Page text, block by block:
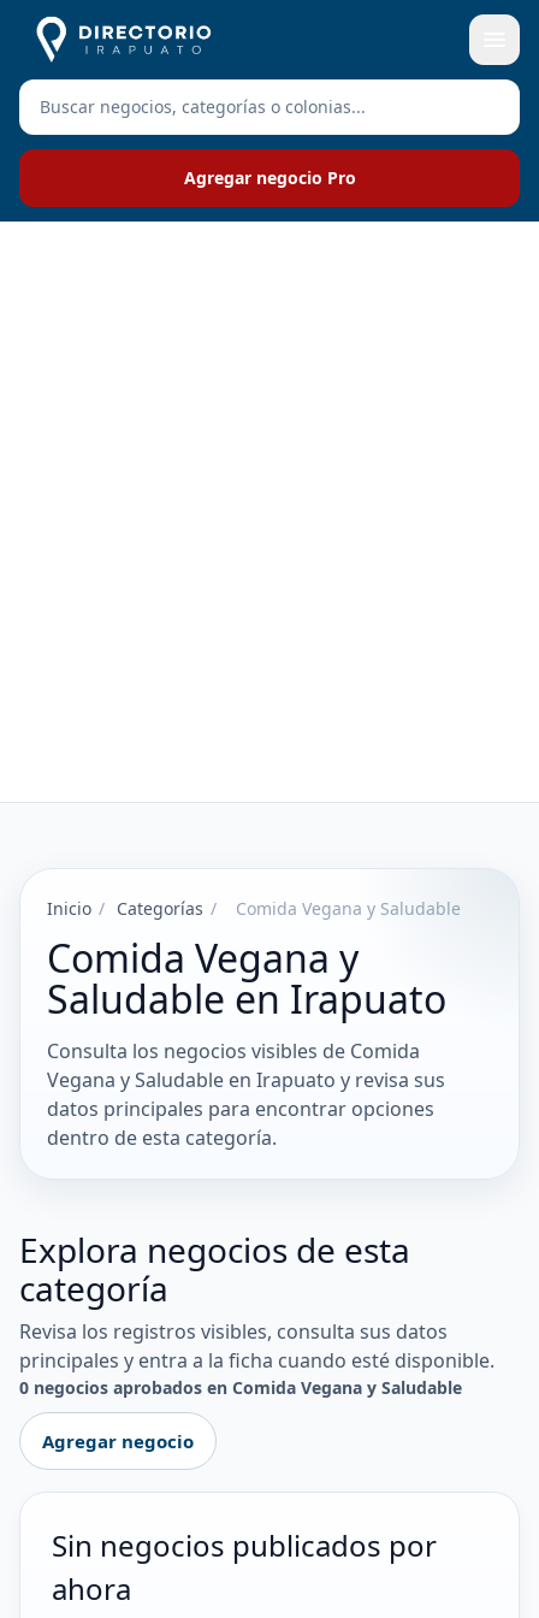
Agregar negocio Pro
Inicio / Categorías / Comida Vegana y Saludable
Comida Vegana y
Saludable en Irapuato
Consulta los negocios visibles de Comida
Vegana y Saludable en Irapuato y revisa sus
datos principales para encontrar opciones
dentro de esta categoría.
Explora negocios de esta
categoría
Revisa los registros visibles, consulta sus datos
principales y entra a la ficha cuando esté disponible.
0 negocios aprobados en Comida Vegana y Saludable
Agregar negocio
Sin negocios publicados por
ahora